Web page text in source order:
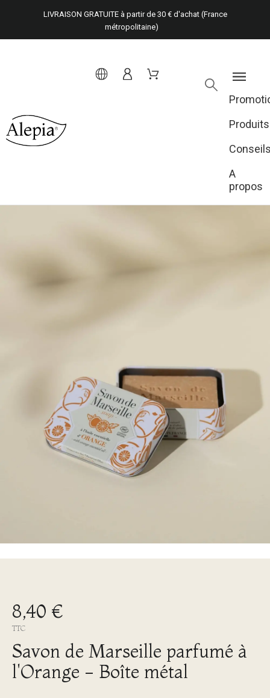
LIVRAISON GRATUITE à partir de 30 € d'achat (France
métropolitaine)
Produits
A
propos
8,40 €
TTC
Savon de Marseille parfumé à
l'Orange - Boîte métal